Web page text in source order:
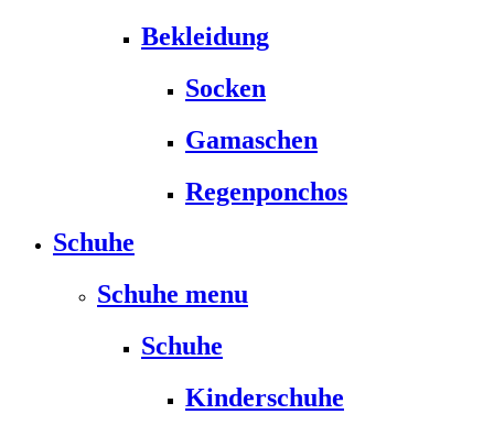
Bekleidung
Socken
Gamaschen
Regenponchos
Schuhe
Schuhe menu
Schuhe
Kinderschuhe